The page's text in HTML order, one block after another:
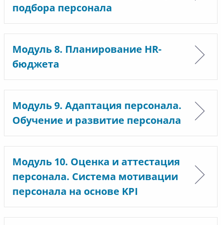
подбора персонала
Модуль 8. Планирование HR-
бюджета
Модуль 9. Адаптация персонала.
Обучение и развитие персонала
Модуль 10. Оценка и аттестация
персонала. Система мотивации
персонала на основе KPI